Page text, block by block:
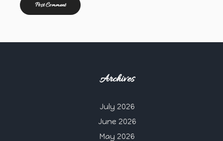
Archives
July 2026
June 2026
May 2026